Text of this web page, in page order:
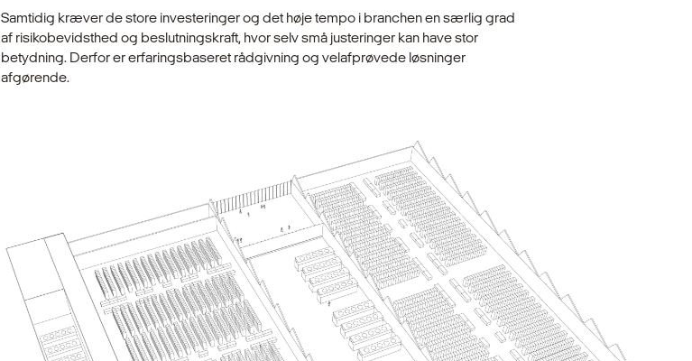
Samtidig kræver de store investeringer og det høje tempo i branchen en særlig grad
af risikobevidsthed og beslutningskraft, hvor selv små justeringer kan have stor
betydning. Derfor er erfaringsbaseret rådgivning og velafprøvede løsninger
afgørende.